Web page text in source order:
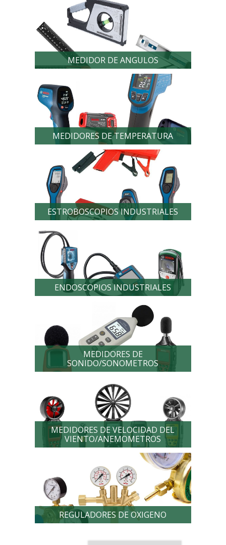
MEDIDOR DE ANGULOS
MEDIDORES DE TEMPERATURA
ESTROBOSCOPIOS INDUSTRIALES
ENDOSCOPIOS INDUSTRIALES
MEDIDORES DE
SONIDO/SONOMETROS
MEDIDORES DE VELOCIDAD DEL
VIENTO/ANEMOMETROS
REGULADORES DE OXIGENO